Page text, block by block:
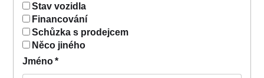
Stav vozidla
Financování
Schůzka s prodejcem
Něco jiného
Jméno*